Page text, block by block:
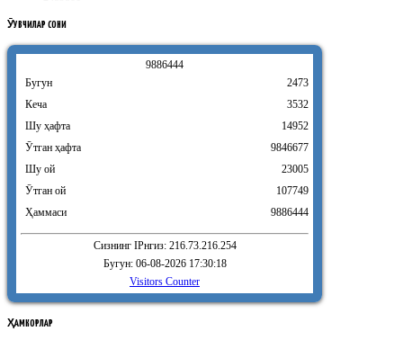
ӮҚУВЧИЛАРСОНИ
9886444
Бугун
Кеча
Шу ҳафта
Ӯтган ҳафта
Шу ой
Ӯтган ой
Ҳаммаси
2473
3532
14952
9846677
23005
107749
9886444
Сизнинг IPнгиз: 216.73.216.254
Бугун: 06-08-2026 17:30:18
Visitors Counter
ҲАМКОРЛАР